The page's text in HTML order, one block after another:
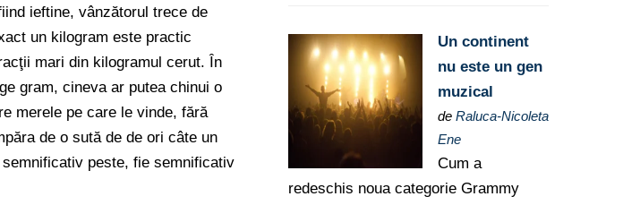
ieftine, vânzătorul trece de
un kilogram este practic
mari din kilogramul cerut. În
gram, cineva ar putea chinui o
merele pe care le vinde, fără
de o sută de de ori câte un
peste, fie semnificativ
Un continent
nu este un gen
muzical
de Raluca-Nicoleta
Ene
Cum a
redeschis noua categorie Grammy